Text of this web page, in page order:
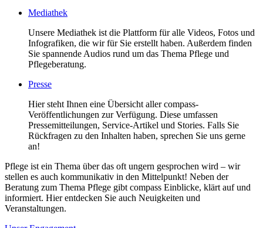
Mediathek
Unsere Mediathek ist die Plattform für alle Videos, Fotos und
Infografiken, die wir für Sie erstellt haben. Außerdem finden
Sie spannende Audios rund um das Thema Pflege und
Pflegeberatung.
Presse
Hier steht Ihnen eine Übersicht aller compass-
Veröffentlichungen zur Verfügung. Diese umfassen
Pressemitteilungen, Service-Artikel und Stories. Falls Sie
Rückfragen zu den Inhalten haben, sprechen Sie uns gerne
an!
Pflege ist ein Thema über das oft ungern gesprochen wird – wir
stellen es auch kommunikativ in den Mittelpunkt! Neben der
Beratung zum Thema Pflege gibt compass Einblicke, klärt auf und
informiert. Hier entdecken Sie auch Neuigkeiten und
Veranstaltungen.